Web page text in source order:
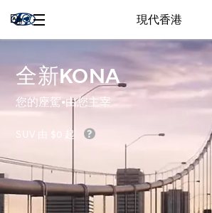
現代香港
全新KONA
您的座駕•由您主宰
SUV 由 $0 起